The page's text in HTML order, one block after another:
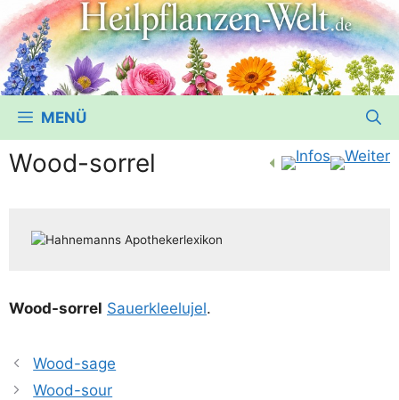
MENÜ
Wood-sorrel
Wood-sor­rel Sau­er­klee­lu­jel.
Wood-sage
Wood-sour